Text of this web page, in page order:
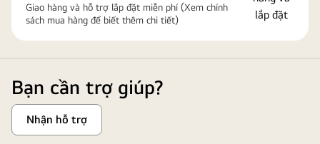
Giao hàng và hỗ trợ lắp đặt miễn phí (Xem chính
sách mua hàng để biết thêm chi tiết)
Bạn cần trợ giúp?
Nhận hỗ trợ